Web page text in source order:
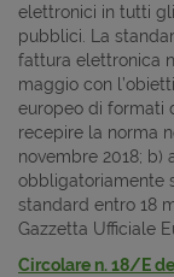
elettronici in tutti
pubblici. La
fattura elettronica
maggio con
europeo di formati
recepire la norma
novembre 2018;
obbligatoriamente
standard entro 18
Gazzetta Ufficiale
Circolare n. 18/E